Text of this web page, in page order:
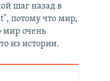
шаг назад в
потому что мир,
мир очень
из истории.